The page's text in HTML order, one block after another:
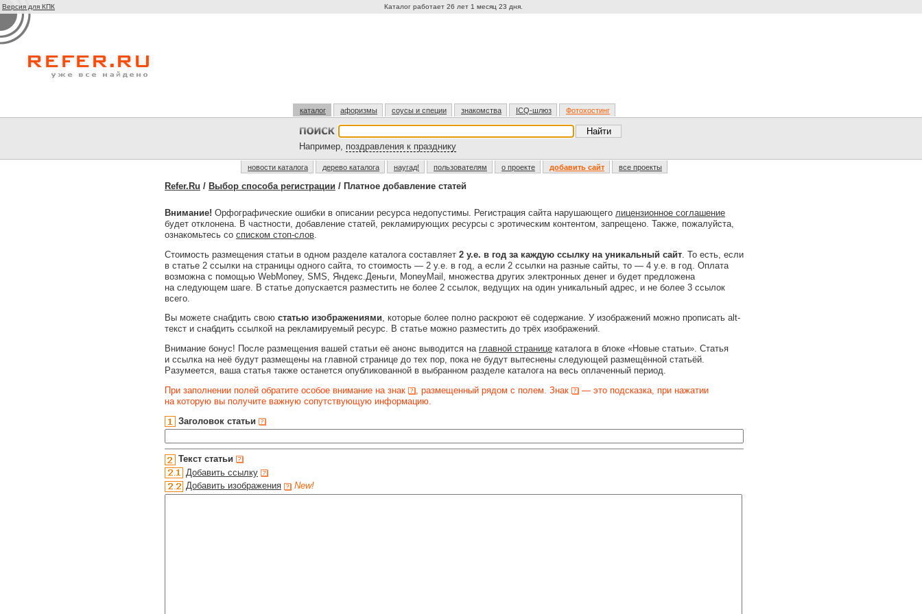
Версия для КПК Каталог работает 26 лет 1 месяц 23 дня.
каталог афоризмы соусы и специи знакомства ICQ-шлюз Фотохостинг
Например, поздравления к празднику
новости каталога дерево каталога наугад! пользователям о проекте добавить сайт все проекты
Refer.Ru / Выбор способа регистрации / Платное добавление статей
Внимание! Орфографические ошибки в описании ресурса недопустимы. Регистрация сайта нарушающего лицензионное соглашение
будет отклонена. В частности, добавление статей, рекламирующих ресурсы с эротическим контентом, запрещено. Также, пожалуйста,
ознакомьтесь со списком стоп-слов
Стоимость размещения статьи в одном разделе каталога составляет 2 у.е. в год за каждую ссылку на уникальный сайт . То есть, если
в статье 2 ссылки на страницы одного сайта, то стоимость — 2 у.е. в год, а если 2 ссылки на разные сайты, то — 4 у.е. в год. Оплата
возможна с помощью WebMoney, SMS, Яндекс.Деньги, MoneyMail, множества других электронных денег и будет предложена
на следующем шаге. В статье допускается разместить не более 2 ссылок, ведущих на один уникальный адрес, и не более 3 ссылок
всего.
Вы можете снабдить свою статью изображениями, которые более полно раскроют её содержание. У изображений можно прописать alt-
текст и снабдить ссылкой на рекламируемый ресурс. В статье можно разместить до трёх изображений.
Внимание бонус! После размещения вашей статьи её анонс выводится на главной странице каталога в блоке «Новые статьи». Статья
и ссылка на неё будут размещены на главной странице до тех пор, пока не будут вытеснены следующей размещённой статьёй.
Разумеется, ваша статья также останется опубликованной в выбранном разделе каталога на весь оплаченный период.
При заполнении полей обратите особое внимание на знак
, размещенный рядом с полем. Знак
— это подсказка, при нажатии
на которую вы получите важную сопутствующую информацию.
Заголовок статьи
Текст статьи
Добавить ссылку
Добавить изображения
New!